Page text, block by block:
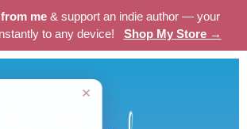
me & support an indie author — your
to any device! Shop My Store →
×